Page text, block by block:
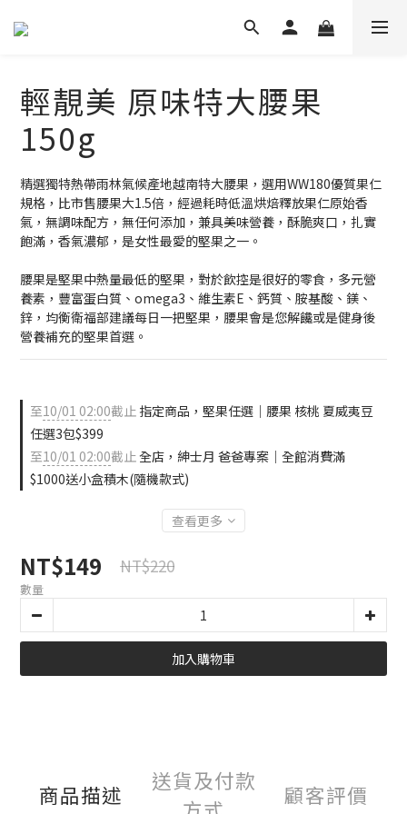
輕靚美 原味特大腰果
150g
精選獨特熱帶雨林氣候產地越南特大腰果，選用WW180優質果仁
規格，比市售腰果大1.5倍，經過耗時低溫烘焙釋放果仁原始香
氣，無調味配方，無任何添加，兼具美味營養，酥脆爽口，扎實
飽滿，香氣濃郁，是女性最愛的堅果之一。
腰果是堅果中熱量最低的堅果，對於飲控是很好的零食，多元營
養素，豐富蛋白質、omega3、維生素E、鈣質、胺基酸、鎂、
鋅，均衡衛福部建議每日一把堅果，腰果會是您解饞或是健身後
營養補充的堅果首選。
至10/01 02:00截止 指定商品，堅果任選｜腰果 核桃 夏威夷豆
任選3包$399
至10/01 02:00截止全店，紳士月 爸爸專案｜全館消費滿
$1000送小盒積木(隨機款式)
查看更多
NT$149 NT$220
數量
加入購物車
商品描述
送貨及付款
顧客評價